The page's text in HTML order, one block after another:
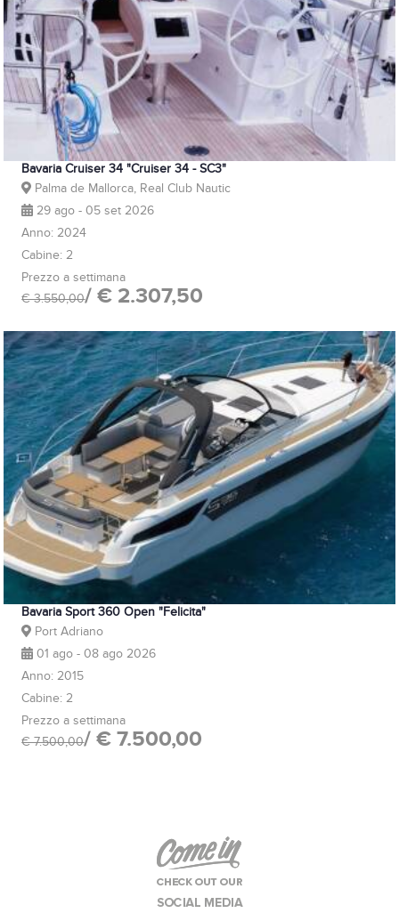
Bavaria Cruiser 34 "Cruiser 34 - SC3"
Palma de Mallorca, Real Club Nautic
29 ago - 05 set 2026
Anno: 2024
Cabine: 2
Prezzo a settimana
€ 3.550,00/ € 2.307,50
Bavaria Sport 360 Open "Felicita"
Port Adriano
01 ago - 08 ago 2026
Anno: 2015
Cabine: 2
Prezzo a settimana
€ 7.500,00/ € 7.500,00